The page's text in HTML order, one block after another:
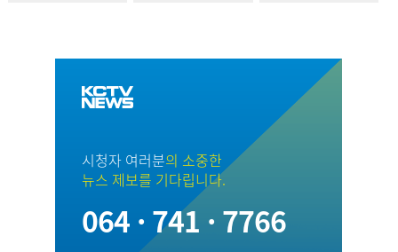
시청자 여러분의 소중한
뉴스 제보를 기다립니다.
064 · 741 · 7766